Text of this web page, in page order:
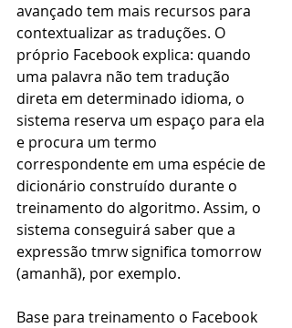
avançado tem mais recursos para
contextualizar as traduções. O
próprio Facebook explica: quando
uma palavra não tem tradução
direta em determinado idioma, o
sistema reserva um espaço para ela
e procura um termo
correspondente em uma espécie de
dicionário construído durante o
treinamento do algoritmo. Assim, o
sistema conseguirá saber que a
expressão tmrw significa tomorrow
(amanhã), por exemplo.
Base para treinamento o Facebook